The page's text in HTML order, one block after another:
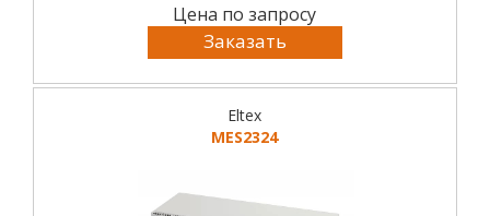
Цена по запросу
Заказать
Eltex
MES2324